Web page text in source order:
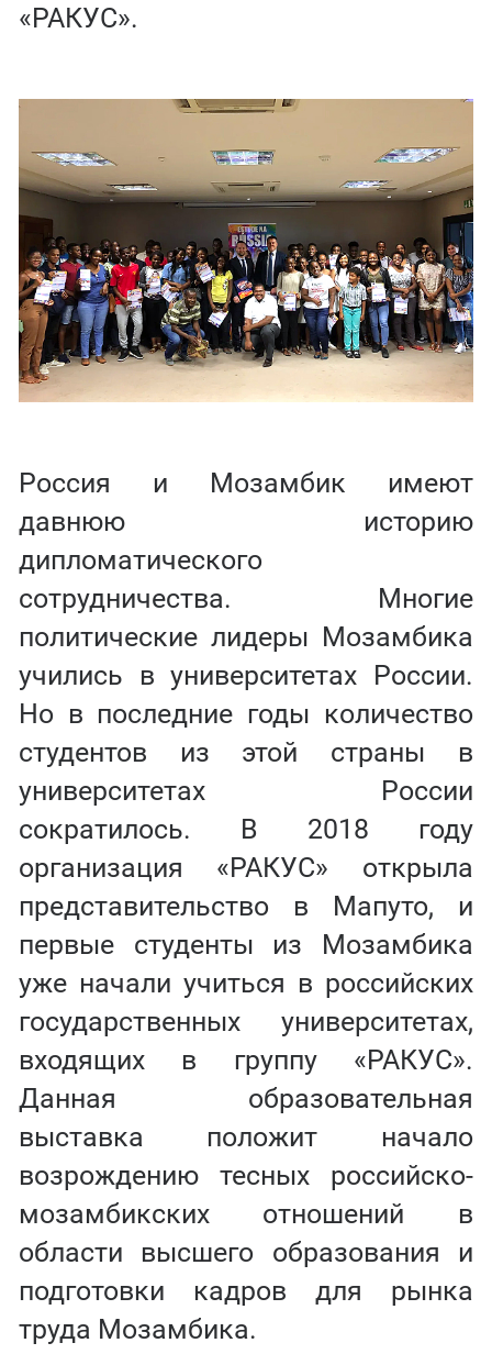
«РАКУС».
Россия и Мозамбик имеют
давнюю историю
дипломатического
сотрудничества. Многие
политические лидеры Мозамбика
учились в университетах России.
Но в последние годы количество
студентов из этой страны в
университетах России
сократилось. В 2018 году
организация «РАКУС» открыла
представительство в Мапуто, и
первые студенты из Мозамбика
уже начали учиться в российских
государственных университетах,
входящих в группу «РАКУС».
Данная образовательная
выставка положит начало
возрождению тесных российско-
мозамбикских отношений в
области высшего образования и
подготовки кадров для рынка
труда Мозамбика.